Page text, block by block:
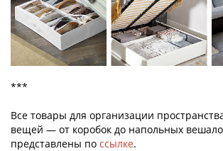
***
Все товары для организации
вещей — от коробок до напольных
представлены по ссылке.